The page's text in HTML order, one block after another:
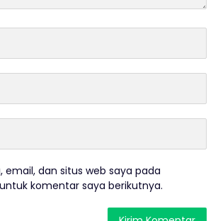
email, dan situs web saya pada
komentar saya berikutnya.